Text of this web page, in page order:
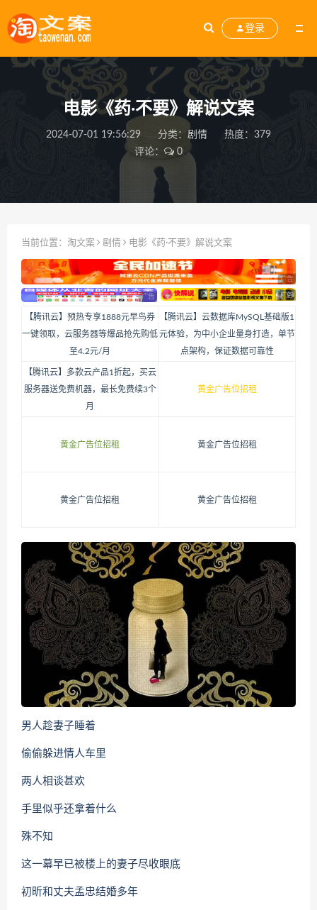
登录
电影《药·不要》解说文案
2024-07-01 19:56:29 分类： 剧情
热度：379
评论：
0
当前位置： 淘文案 剧情 电影《药·不要》解说文案
【腾讯云】预热专享1888元早鸟券
一键领取，云服务器等爆品抢先购低
至4.2元/月
【腾讯云】云数据库MySQL基础版1
元体验，为中小企业量身打造，单节
点架构，保证数据可靠性
【腾讯云】多款云产品1折起，买云
服务器送免费机器，最长免费续3个
月
黄金广告位招租
黄金广告位招租 黄金广告位招租
黄金广告位招租 黄金广告位招租
男人趁妻子睡着
偷偷躲进情人车里
两人相谈甚欢
手里似乎还拿着什么
殊不知
这一幕早已被楼上的妻子尽收眼底
初昕和丈夫孟忠结婚多年